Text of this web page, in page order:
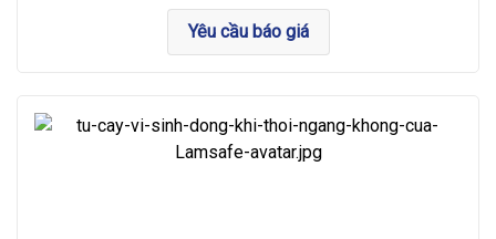
Yêu cầu báo giá